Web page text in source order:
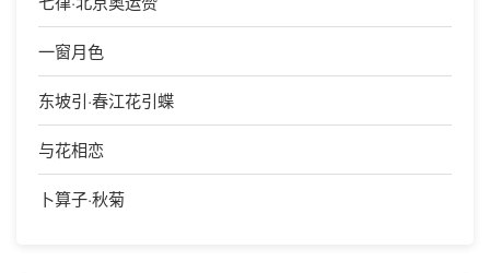
一窗月色
东坡引·春江花引蝶
与花相恋
卜算子·秋菊